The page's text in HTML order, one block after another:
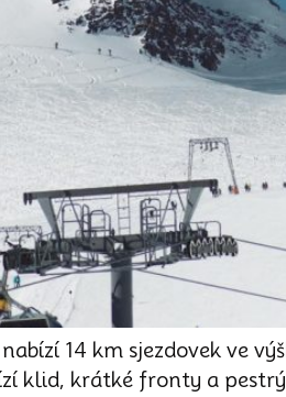
14 km sjezdovek ve
klid, krátké fronty a